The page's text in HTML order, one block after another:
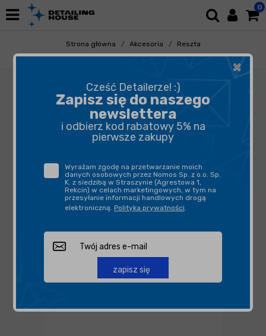
0
Strona główna Akcesoria
Reszta
Profi Europe Odkurzacz Profi 50 C
×
Cześć Detailerze! :)
Zapisz się do naszego
newslettera
i odbierz kod rabatowy 5% na
pierwsze zakupy
Wyrażam zgodę na przetwarzanie moich
danych osobowych przez Nomos Sp. z o.o. Sp.
K. z siedzibą w Straszynie (Agrestowa 1,
Rekcin) w celach marketingowych, w tym na
przesyłanie informacji handlowych drogą
elektroniczną. Polityka prywatności.
zapisz się